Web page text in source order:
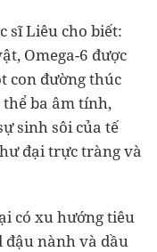
sĩ Liêu cho biết:
Omega-6 được
con đường thúc
ba âm tính,
sinh sôi của tế
đại trực tràng và
có xu hướng tiêu
đậu nành và dầu